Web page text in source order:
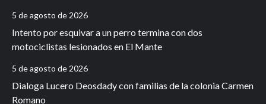
5 de agosto de 2026
Intento por esquivar a un perro termina con dos
motociclistas lesionados en El Mante
5 de agosto de 2026
Dialoga Lucero Deosdady con familias de la colonia Carmen
Romano